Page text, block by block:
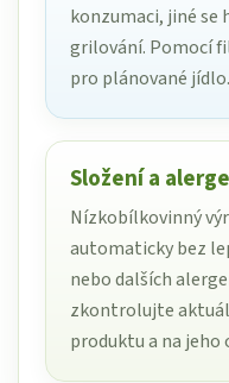
konzumaci, jiné se
grilování. Pomocí
pro plánované jídlo.
Složení a
Nízkobílkovinný
automaticky bez
nebo dalších
zkontrolujte
produktu a na jeho